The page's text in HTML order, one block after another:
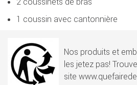
1 coussin avec cantonnière
Nos produits et
les jetez pas!
site